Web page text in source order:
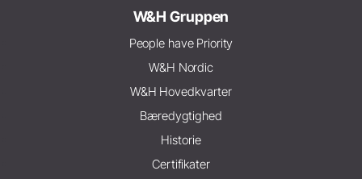
W&H Gruppen
People have Priority
W&H Nordic
W&H Hovedkvarter
Bæredygtighed
Historie
Certifikater